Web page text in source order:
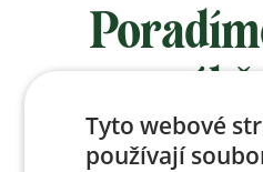
Po-Pá
Tyto webové
používají